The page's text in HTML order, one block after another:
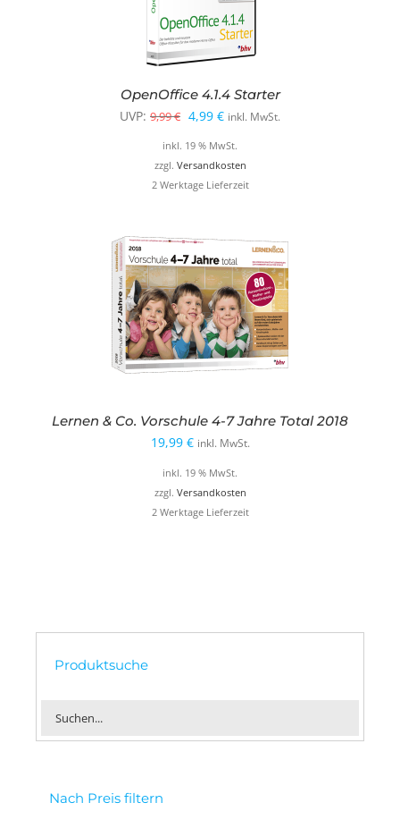
OpenOffice 4.1.4 Starter
UVP: 9,99€ Ursprünglicher
Preis
war:
9,99 €
4,99 €Aktueller
Preis
ist:
4,99 €.
inkl. MwSt.
inkl. 19 % MwSt.
zzgl. Versandkosten
2 Werktage Lieferzeit
Lernen & Co. Vorschule 4-7 Jahre Total 2018
19,99 € inkl. MwSt.
inkl. 19 % MwSt.
zzgl. Versandkosten
2 Werktage Lieferzeit
Produktsuche
Nach Preis filtern